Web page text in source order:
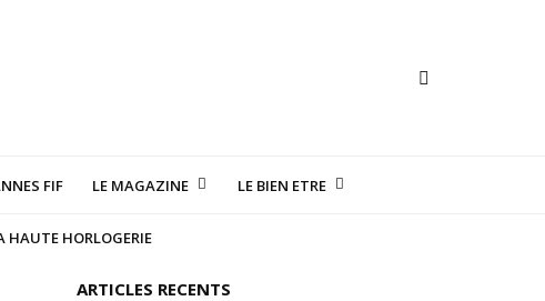
FIF LE MAGAZINE LE BIEN ETRE
HAUTE HORLOGERIE
ARTICLES RECENTS